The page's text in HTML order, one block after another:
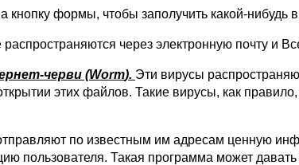
кнопку формы, чтобы заполучить какой-нибудь
через электронную почту и
черви (Worm). Эти вирусы
этих файлов. Такие вирусы, как
по известным им адресам ценную
пользователя. Такая программа может